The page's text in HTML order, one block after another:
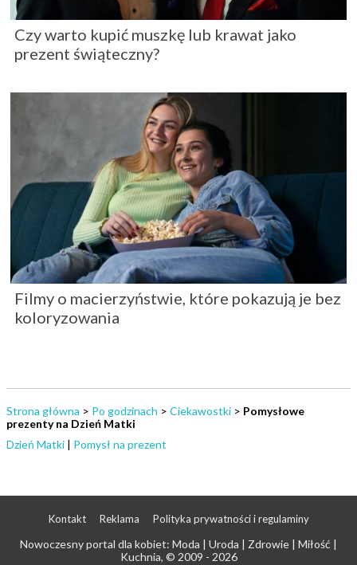
Czy warto kupić muszkę lub krawat jako
prezent świąteczny?
Filmy o macierzyństwie, które pokazują je bez
koloryzowania
Strona główna > Po godzinach > Ciekawostki > Pomysłowe
prezenty na Dzień Matki
Dzień Matki | Pomysł na prezent
Kontakt Reklama Polityka prywatności i regulaminy
Nowoczesny portal dla kobiet: Moda | Uroda | Zdrowie | Miłość |
Kuchnia, © 2009 - 2026